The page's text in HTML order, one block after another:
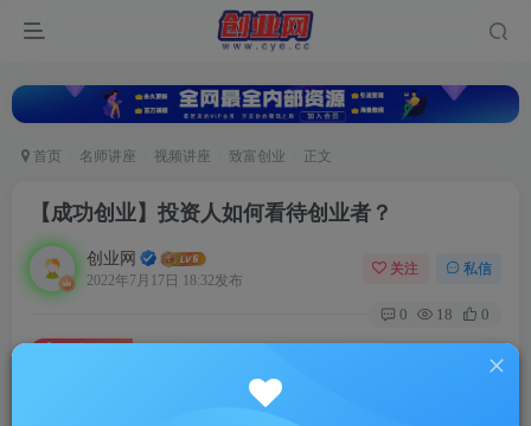
首页 名师讲座 视频讲座 致富创业 正文
【成功创业】投资人如何看待创业者？
创业网
2022年7月17日 18:32发布
关注 私信
0 18 0
【成功创业】投资人如何看待创业者？
此内容为付费资源，请付费后查看